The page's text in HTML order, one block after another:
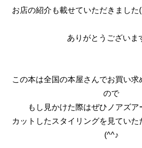
お店の紹介も載せていただきま
ありがとうございま
この本は全国の本屋さんでお買い
ので
もし見かけた際はぜひノアズ
カットしたスタイリングを見てい
(^^♪